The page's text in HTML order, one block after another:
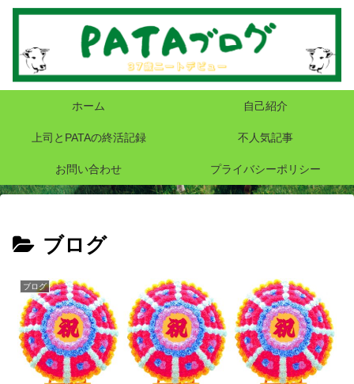
ホーム 自己紹介
上司とPATAの終活記録 不人気記事
お問い合わせ プライバシーポリシー
ブログ
ブログ